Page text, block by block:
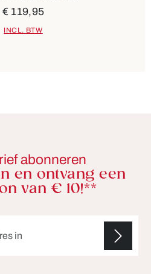
€ 119,95
INCL. BTW
abonneren
en ontvang een
van € 10!**